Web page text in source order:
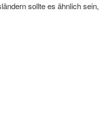
sollte es ähnlich sein,